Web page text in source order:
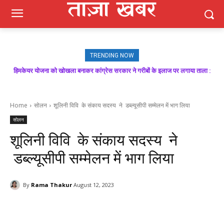
TRENDING NOW
मजबूत बूथ ही भाजपा की जीत की गारंटी, आगामी विधानसभा चुनाव में बूथ प्रबंधन निभाएगा
Home सोलन शूलिनी विवि के संकाय सदस्य ने डब्ल्यूसीपी सम्मेलन में भाग लिया
सोलन
शूलिनी विवि के संकाय सदस्य ने
डब्ल्यूसीपी सम्मेलन में भाग लिया
By Rama Thakur August 12, 2023